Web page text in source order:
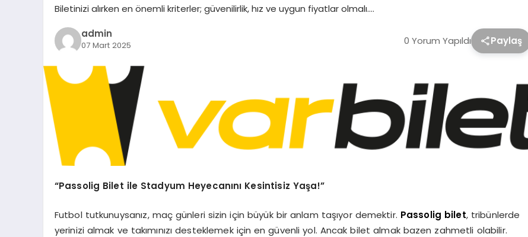
Biletinizi alırken en önemli kriterler; güvenilirlik, hız ve uygun fiyatlar olmalı….
admin
07 Mart 2025 0 Yorum Yapıldı Paylaş
“Passolig Bilet ile Stadyum Heyecanını Kesintisiz Yaşa!”
Futbol tutkunuysanız, maç günleri sizin için büyük bir anlam taşıyor demektir. Passolig bilet, tribünlerde
yerinizi almak ve takımınızı desteklemek için en güvenli yol. Ancak bilet almak bazen zahmetli olabilir.